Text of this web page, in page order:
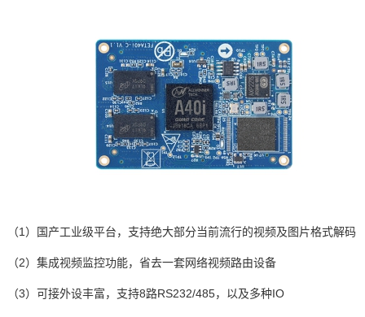
（1）国产工业级平台，支持绝大部分当前流行的视频及图片格式解码
（2）集成视频监控功能，省去一套网络视频路由设备
（3）可接外设丰富，支持8路RS232/485，以及多种IO